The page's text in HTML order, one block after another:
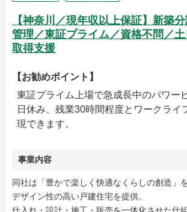
【神奈川／現年収以上保証】新築
管理／東証プライム／資格不問／
取得支援
【お勧めポイント】
東証プライム上場で急成長中のパワー
日休み、残業30時間程度とワークライ
現できます。
事業内容
同社は「豊かで楽しく快適なくらしの創造」
デザイン性の高い戸建住宅を提供。